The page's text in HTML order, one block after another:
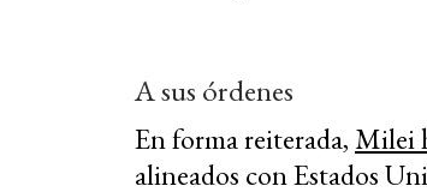
A sus órdenes
En forma reiterada, Milei
alineados con Estados